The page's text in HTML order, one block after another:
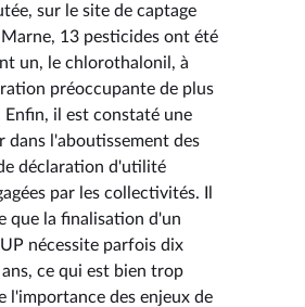
sur le site de captage
13 pesticides ont été
un, le chlorothalonil, à
préoccupante de plus
Enfin, il est constaté une
dans l'aboutissement des
déclaration d'utilité
par les collectivités. Il
que la finalisation d'un
nécessite parfois dix
ce qui est bien trop
l'importance des enjeux de